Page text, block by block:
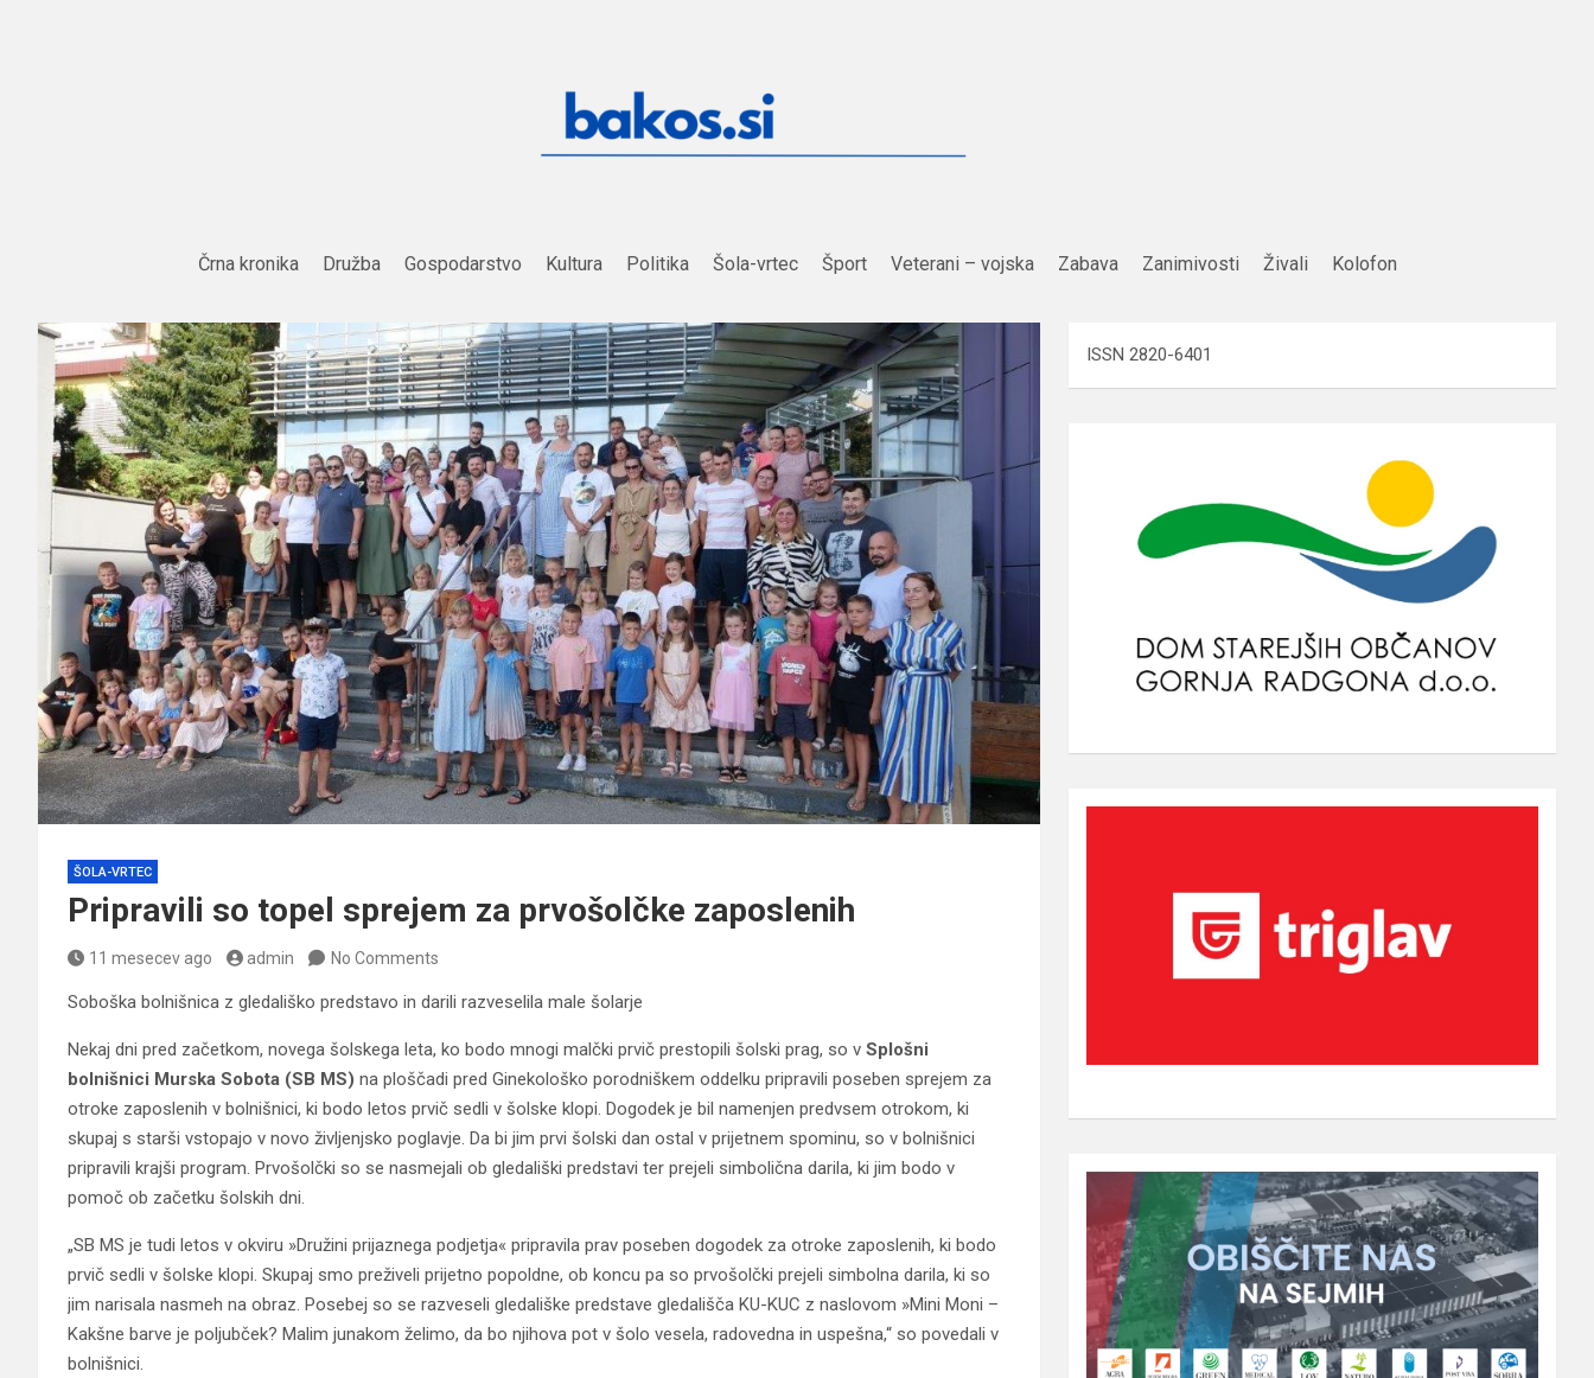
Črna kronika Družba Gospodarstvo Kultura Politika Šola-vrtec Šport Veterani – vojska Zabava Zanimivosti Živali Kolofon
ŠOLA-VRTEC
Pripravili so topel sprejem za prvošolčke zaposlenih
11 mesecev ago admin No Comments
Soboška bolnišnica z gledališko predstavo in darili razveselila male šolarje
Nekaj dni pred začetkom, novega šolskega leta, ko bodo mnogi malčki prvič prestopili šolski prag, so v Splošni
bolnišnici Murska Sobota (SB MS) na ploščadi pred Ginekološko porodniškem oddelku pripravili poseben sprejem za
otroke zaposlenih v bolnišnici, ki bodo letos prvič sedli v šolske klopi. Dogodek je bil namenjen predvsem otrokom, ki
skupaj s starši vstopajo v novo življenjsko poglavje. Da bi jim prvi šolski dan ostal v prijetnem spominu, so v bolnišnici
pripravili krajši program. Prvošolčki so se nasmejali ob gledališki predstavi ter prejeli simbolična darila, ki jim bodo v
pomoč ob začetku šolskih dni.
„SB MS je tudi letos v okviru »Družini prijaznega podjetja« pripravila prav poseben dogodek za otroke zaposlenih, ki bodo
prvič sedli v šolske klopi. Skupaj smo preživeli prijetno popoldne, ob koncu pa so prvošolčki prejeli simbolna darila, ki so
jim narisala nasmeh na obraz. Posebej so se razveseli gledališke predstave gledališča KU-KUC z naslovom »Mini Moni –
Kakšne barve je poljubček? Malim junakom želimo, da bo njihova pot v šolo vesela, radovedna in uspešna,“ so povedali v
bolnišnici.
ISSN 2820-6401